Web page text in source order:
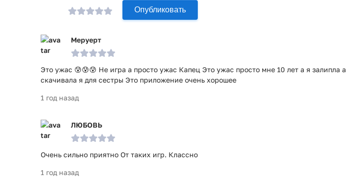
Опубликовать
Меруерт
Это ужас 😰😰😰 Не игра а просто ужас Капец Это ужас просто мне 10 лет а я залипла а
скачивала я для сестры Это приложение очень хорошее
1 год назад
ЛЮБОВЬ
Очень сильно приятно От таких игр. Классно
1 год назад